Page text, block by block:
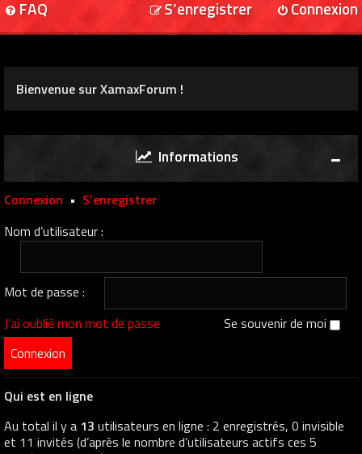
FAQ Connexion
S’enregistrer
Bienvenue sur XamaxForum !
Informations
Connexion • S’enregistrer
Nom d’utilisateur :
Mot de passe :
J’ai oublié mon mot de passe
Se souvenir de moi
Qui est en ligne
Au total il y a 13 utilisateurs en ligne : 2 enregistrés, 0 invisible
et 11 invités (d’après le nombre d’utilisateurs actifs ces 5